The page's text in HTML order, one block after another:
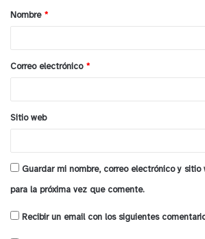
r
*
Nombre *
Correo electrónico *
Sitio web
Guardar mi nombre, correo electrónico y sitio
para la próxima vez que comente.
Recibir un email con los siguientes